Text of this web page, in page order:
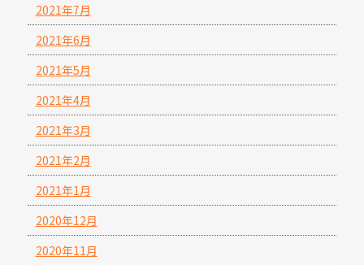
2021年7月
2021年6月
2021年5月
2021年4月
2021年3月
2021年2月
2021年1月
2020年12月
2020年11月